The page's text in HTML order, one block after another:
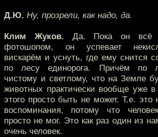
Д.Ю. Ну, прозрели, как надо, да.
Клим Жуков. Да. Пока он всё
фотошопом, он успевает
вискарём и уснуть, где ему снится
по лесу единорога. Причём по
чистому и светлому, что на Земле
животных практически вообще уже
этого просто быть не может. Т.е. это
воспоминания, потому что
просто не мог. Это как раз один из
очень человек.